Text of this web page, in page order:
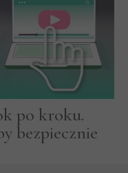
po kroku.
bezpiecznie